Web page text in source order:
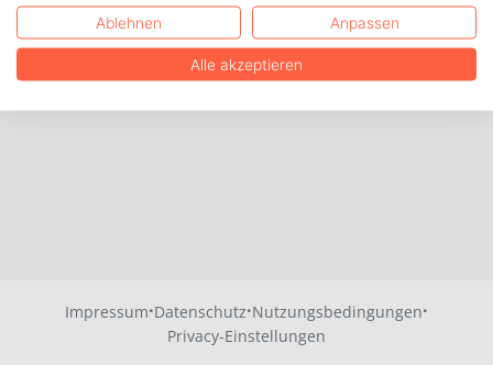
Impressum·Datenschutz·Nutzungsbedingungen·
Privacy-Einstellungen
Ablehnen Anpassen
Alle akzeptieren